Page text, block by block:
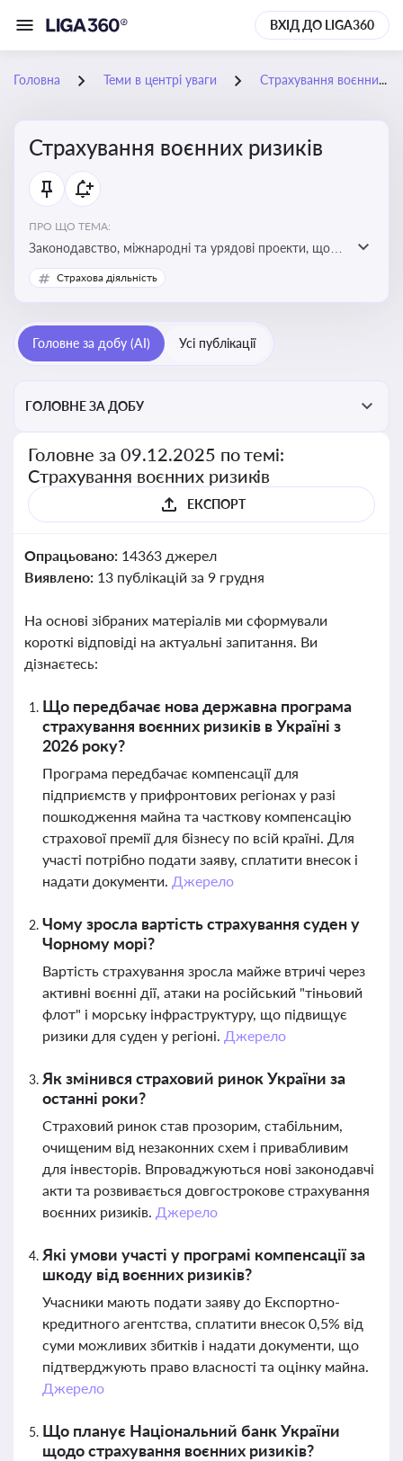
ВХІД ДО LIGA360
Головна Теми в центрі уваги Страхування воєнних ризиків
Страхування воєнних ризиків
ПРО ЩО ТЕМА:
Законодавство, міжнародні та урядові проекти, що
визначають та знижують воєнні ризики для власників
майна, боржників та кредиторів
Страхова діяльність
Головне за добу (AI) Усі публікації
ГОЛОВНЕ ЗА ДОБУ
Головне за 09.12.2025 по темі:
Страхування воєнних ризиків
ЕКСПОРТ
Опрацьовано: 14363 джерел
Виявлено: 13 публікацій за 9 грудня
На основі зібраних матеріалів ми сформували
короткі відповіді на актуальні запитання. Ви
дізнаєтесь:
Що передбачає нова державна програма
страхування воєнних ризиків в Україні з
2026 року?
Програма передбачає компенсації для
підприємств у прифронтових регіонах у разі
пошкодження майна та часткову компенсацію
страхової премії для бізнесу по всій країні. Для
участі потрібно подати заяву, сплатити внесок і
надати документи. Джерело
Чому зросла вартість страхування суден у
Чорному морі?
Вартість страхування зросла майже втричі через
активні воєнні дії, атаки на російський "тіньовий
флот" і морську інфраструктуру, що підвищує
ризики для суден у регіоні. Джерело
Як змінився страховий ринок України за
останні роки?
Страховий ринок став прозорим, стабільним,
очищеним від незаконних схем і привабливим
для інвесторів. Впроваджуються нові законодавчі
акти та розвивається довгострокове страхування
воєнних ризиків. Джерело
Які умови участі у програмі компенсації за
шкоду від воєнних ризиків?
Учасники мають подати заяву до Експортно-
кредитного агентства, сплатити внесок 0,5% від
суми можливих збитків і надати документи, що
підтверджують право власності та оцінку майна.
Джерело
Що планує Національний банк України
щодо страхування воєнних ризиків?